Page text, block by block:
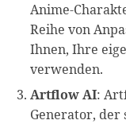
Anime-
Reihe von
Ihnen, Ihre
verwenden.
Artflow AI:
Generator, der